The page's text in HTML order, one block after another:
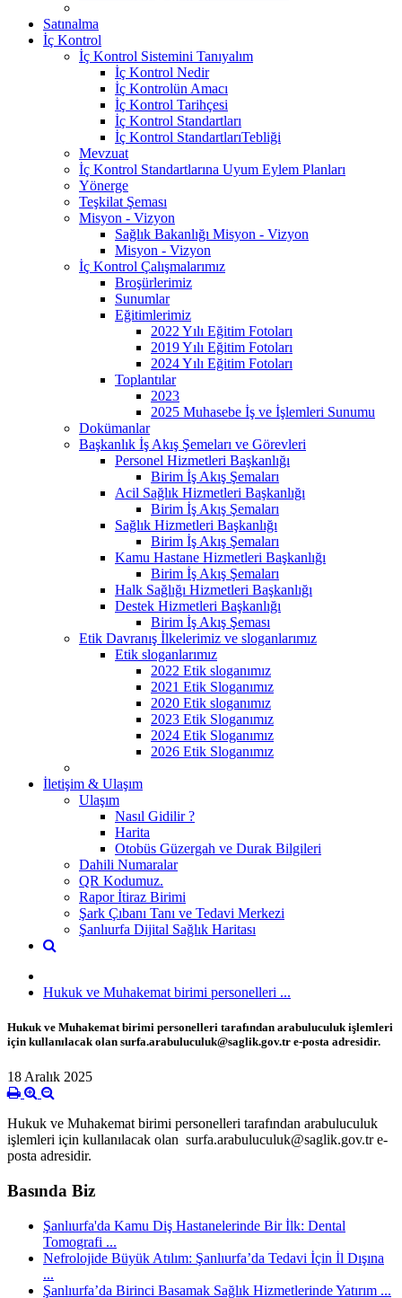
Satınalma
İç Kontrol
İç Kontrol Sistemini Tanıyalım
İç Kontrol Nedir
İç Kontrolün Amacı
İç Kontrol Tarihçesi
İç Kontrol Standartları
İç Kontrol StandartlarıTebliği
Mevzuat
İç Kontrol Standartlarına Uyum Eylem Planları
Yönerge
Teşkilat Şeması
Misyon - Vizyon
Sağlık Bakanlığı Misyon - Vizyon
Misyon - Vizyon
İç Kontrol Çalışmalarımız
Broşürlerimiz
Sunumlar
Eğitimlerimiz
2022 Yılı Eğitim Fotoları
2019 Yılı Eğitim Fotoları
2024 Yılı Eğitim Fotoları
Toplantılar
2023
2025 Muhasebe İş ve İşlemleri Sunumu
Dokümanlar
Başkanlık İş Akış Şemeları ve Görevleri
Personel Hizmetleri Başkanlığı
Birim İş Akış Şemaları
Acil Sağlık Hizmetleri Başkanlığı
Birim İş Akış Şemaları
Sağlık Hizmetleri Başkanlığı
Birim İş Akış Şemaları
Kamu Hastane Hizmetleri Başkanlığı
Birim İş Akış Şemaları
Halk Sağlığı Hizmetleri Başkanlığı
Destek Hizmetleri Başkanlığı
Birim İş Akış Şeması
Etik Davranış İlkelerimiz ve sloganlarımız
Etik sloganlarımız
2022 Etik sloganımız
2021 Etik Sloganımız
2020 Etik sloganımız
2023 Etik Sloganımız
2024 Etik Sloganımız
2026 Etik Sloganımız
İletişim & Ulaşım
Ulaşım
Nasıl Gidilir ?
Harita
Otobüs Güzergah ve Durak Bilgileri
Dahili Numaralar
QR Kodumuz.
Rapor İtiraz Birimi
Şark Çıbanı Tanı ve Tedavi Merkezi
Şanlıurfa Dijital Sağlık Haritası
Hukuk ve Muhakemat birimi personelleri ...
Hukuk ve Muhakemat birimi personelleri tarafından arabuluculuk işlemleri
için kullanılacak olan surfa.arabuluculuk@saglik.gov.tr e-posta adresidir.
18 Aralık 2025
Hukuk ve Muhakemat birimi personelleri tarafından arabuluculuk
işlemleri için kullanılacak olan surfa.arabuluculuk@saglik.gov.tr e-
posta adresidir.
Basında Biz
Şanlıurfa'da Kamu Diş Hastanelerinde Bir İlk: Dental
Tomografi ...
Nefrolojide Büyük Atılım: Şanlıurfa’da Tedavi İçin İl Dışına
...
Şanlıurfa’da Birinci Basamak Sağlık Hizmetlerinde Yatırım ...